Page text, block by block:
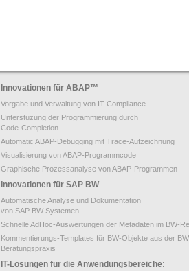
Innovationen für ABAP™
Vorgabe und Verwaltung von IT-Compliance
Unterstüzung der Programmierung durch
Code-Completion
Automatic ABAP-Debugging mit Trace-Aufzeichnung
Visualisierung von ABAP-Programmcode
Graphische Prozessanalyse von ABAP-Programmen
Innovationen für SAP BW
Automatische Analyse und Dokumentation
von SAP BW Systemen
Schnelle AdHoc-Auswertungen der Metadaten im BW-
Kommentierungs-Templates für BW-Objekte aus der
Beratungspraxis
IT-Lösungen für die Anwendungsbereiche: